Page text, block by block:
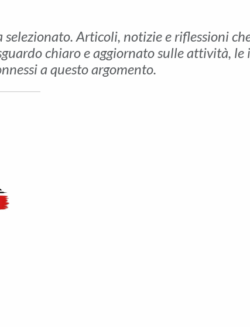
Articoli, notizie e riflessioni
chiaro e aggiornato sulle attività, le
a questo argomento.